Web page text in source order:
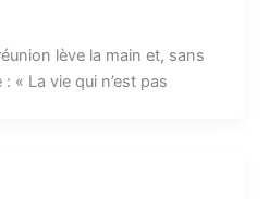
lève la main et, sans
« La vie qui n’est pas